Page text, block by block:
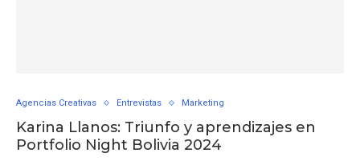
Agencias Creativas Entrevistas Marketing
Karina Llanos: Triunfo y aprendizajes en
Portfolio Night Bolivia 2024